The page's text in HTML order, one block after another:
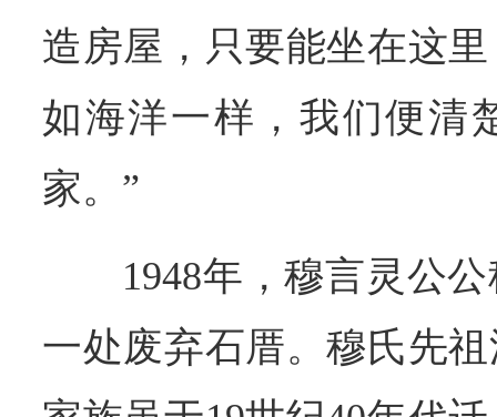
造房屋，只要能坐在这
如海洋一样，我们便清
家。”
1948年，穆言灵公
一处废弃石厝。穆氏先